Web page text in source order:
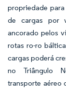
propriedade
de cargas por
ancorado pelos
rotas ro-ro
cargas poderá
no Triângulo
transporte aéreo